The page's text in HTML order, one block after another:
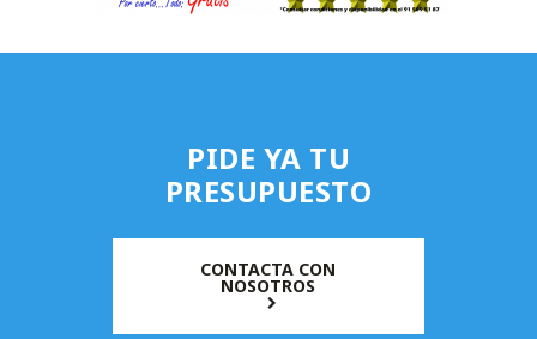
PIDE YA TU
PRESUPUESTO
CONTACTA CON
NOSOTROS